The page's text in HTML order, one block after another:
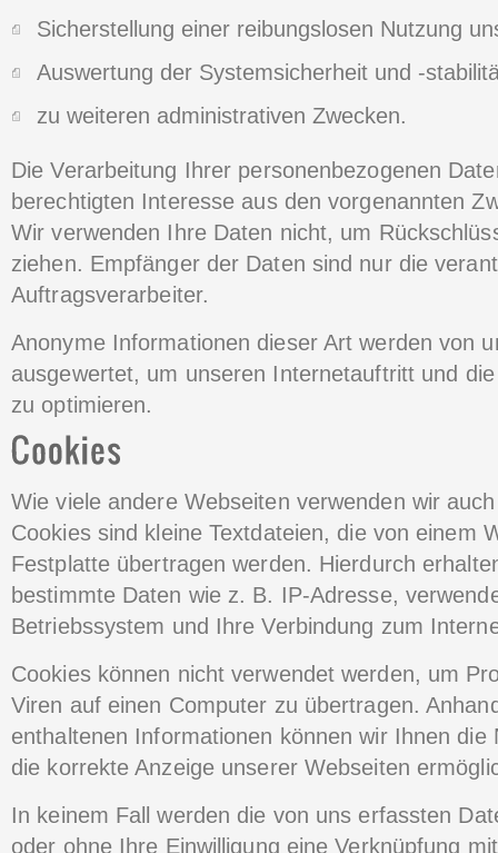
Sicherstellung einer reibungslosen Nutzung
Auswertung der Systemsicherheit und -
zu weiteren administrativen Zwecken.
Die Verarbeitung Ihrer personenbezogenen
berechtigten Interesse aus den vorgenannten
Wir verwenden Ihre Daten nicht, um
ziehen. Empfänger der Daten sind nur die
Auftragsverarbeiter.
Anonyme Informationen dieser Art werden von
ausgewertet, um unseren Internetauftritt und
zu optimieren.
Wie viele andere Webseiten verwenden wir
Cookies sind kleine Textdateien, die von einem
Festplatte übertragen werden. Hierdurch
bestimmte Daten wie z. B. IP-Adresse,
Betriebssystem und Ihre Verbindung zum
Cookies können nicht verwendet werden, um
Viren auf einen Computer zu übertragen.
enthaltenen Informationen können wir Ihnen die
die korrekte Anzeige unserer Webseiten
In keinem Fall werden die von uns erfassten
oder ohne Ihre Einwilligung eine Verknüpfung